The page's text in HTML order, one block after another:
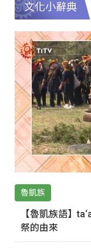
文化小辭典
魯凱族
【魯凱族語】
祭的由來